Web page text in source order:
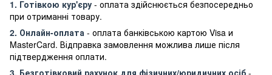
1. Готівкою кур'єру - оплата здійснюється безпосередньо
при отриманні товару.
2. Онлайн-оплата - оплата банківською картою Visa и
MasterCard. Відправка замовлення можлива лише після
підтвердження оплати.
3. Безготівковий рахунок для фізичних/юридичних осіб -